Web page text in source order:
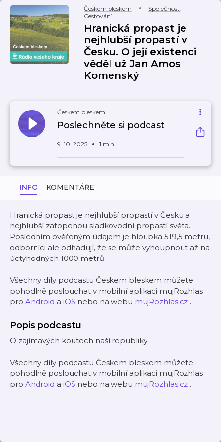
Českem bleskem Společnost,
Cestování
Hranická propast je
nejhlubší propastí v
Česku. O její existenci
věděl už Jan Amos
Komenský
Českem bleskem
Poslechněte si podcast
9. 10. 2025 1 min
INFO KOMENTÁŘE
Hranická propast je nejhlubší propastí v Česku a
nejhlubší zatopenou sladkovodní propastí světa.
Posledním ověřeným údajem je hloubka 519,5 metru,
odborníci ale odhadují, že se může vyhoupnout až na
úctyhodných 1000 metrů.
Všechny díly podcastu Českem bleskem můžete
pohodlně poslouchat v mobilní aplikaci mujRozhlas
pro Android a iOS nebo na webu mujRozhlas.cz .
Popis podcastu
O zajímavých koutech naší republiky
Všechny díly podcastu Českem bleskem můžete
pohodlně poslouchat v mobilní aplikaci mujRozhlas
pro Android a iOS nebo na webu mujRozhlas.cz .